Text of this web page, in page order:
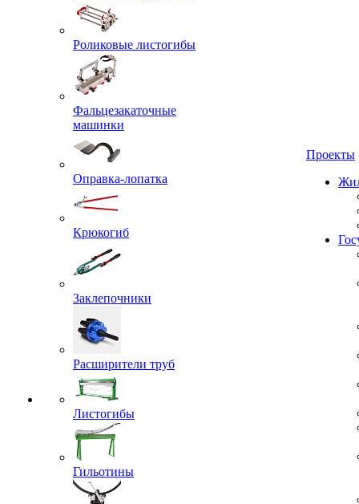
Роликовые листогибы
Фальцезакаточные
машинки
Оправка-лопатка
Крюкогиб
Заклепочники
Расширители труб
Листогибы
Гильотины
Проекты